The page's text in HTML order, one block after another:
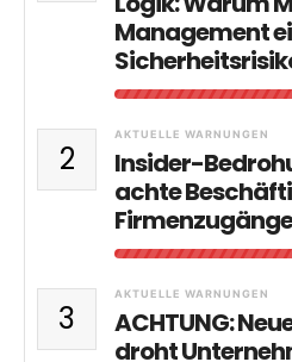
Management
2
AKTUELLE WARNUNGEN
Insider-
achte
Firmenzugänge
3
AKTUELLE WARNUNGEN
ACHTUNG:
droht